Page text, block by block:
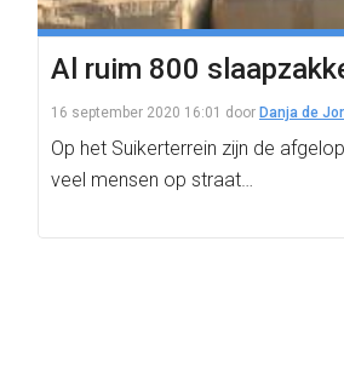
Al ruim 800
16 september 2020 16:01 door Danja de
Op het Suikerterrein zijn de
veel mensen op straat…